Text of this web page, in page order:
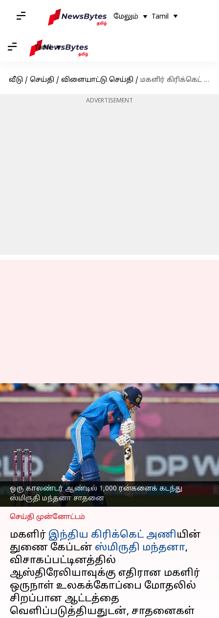
மேலும் Tamil
Tamil
வீடு / செய்தி / விளையாட்டு செய்தி / மகளிர் கிரிக்கெட் வரலாற்றில் முதல் முறை; ஒரு காலண்டர் ஆண்டில் 1,000 ரன்களைக் கடந்து ஸ்மிருதி மந்தனா சாதனை
ADVERTISEMENT
ஒரு காலண்டர் ஆண்டில் 1,000 ரன்களைக் கடந்து
ஸ்மிருதி மந்தனா சாதனை
மகளிர் கிரிக்கெட்
வரலாற்றில் முதல் முறை;
ஒரு காலண்டர் ஆண்டில்
1,000 ரன்களைக் கடந்து
ஸ்மிருதி மந்தனா
சாதனை
எழுதியவர் Sekar Chinnappan Oct 12, 2025 05:50 pm
செய்தி முன்னோட்டம்
மகளிர் இந்திய கிரிக்கெட் அணியின்
துணை கேப்டன் ஸ்மிருதி மந்தனா,
விசாகப்பட்டினத்தில்
ஆஸ்திரேலியாவுக்கு எதிரான மகளிர்
ஒருநாள் உலகக்கோப்பை மோதலில்
சிறப்பான ஆட்டத்தை
வெளிப்படுத்தியதுடன், சாதனைகள்